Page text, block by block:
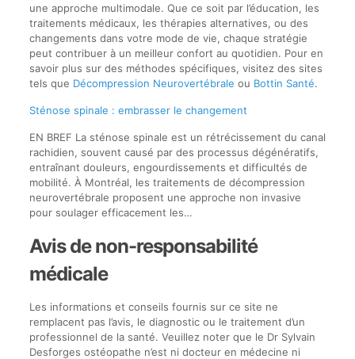
une approche multimodale. Que ce soit par l’éducation, les
traitements médicaux, les thérapies alternatives, ou des
changements dans votre mode de vie, chaque stratégie
peut contribuer à un meilleur confort au quotidien. Pour en
savoir plus sur des méthodes spécifiques, visitez des sites
tels que Décompression Neurovertébrale ou Bottin Santé.
Sténose spinale : embrasser le changement
EN BREF La sténose spinale est un rétrécissement du canal
rachidien, souvent causé par des processus dégénératifs,
entraînant douleurs, engourdissements et difficultés de
mobilité. À Montréal, les traitements de décompression
neurovertébrale proposent une approche non invasive
pour soulager efficacement les…
Avis de non-responsabilité
médicale
Les informations et conseils fournis sur ce site ne
remplacent pas l’avis, le diagnostic ou le traitement d’un
professionnel de la santé. Veuillez noter que le Dr Sylvain
Desforges ostéopathe n’est ni docteur en médecine ni